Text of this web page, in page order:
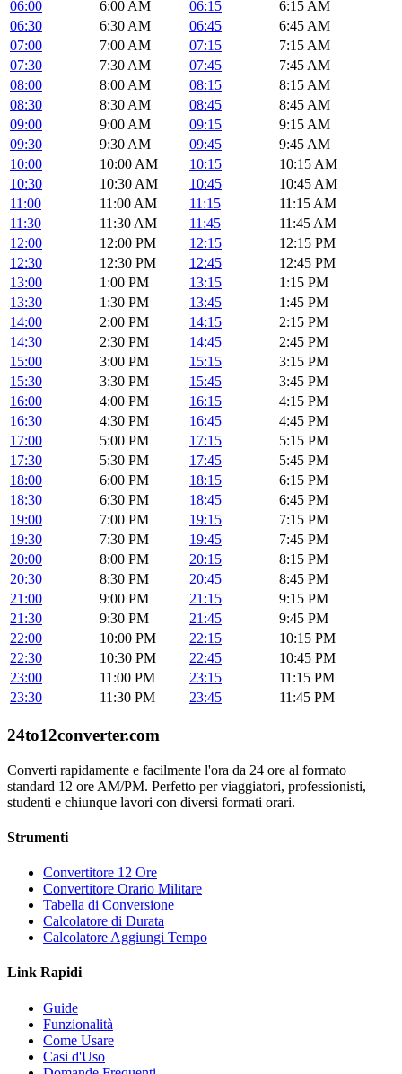
06:00
6:00 AM 06:15
6:15 AM
06:30
6:30 AM 06:45
6:45 AM
07:00
7:00 AM 07:15
7:15 AM
07:30
7:30 AM 07:45
7:45 AM
08:00
8:00 AM 08:15
8:15 AM
08:30
8:30 AM 08:45
8:45 AM
09:00
9:00 AM 09:15
9:15 AM
09:30
9:30 AM 09:45
9:45 AM
10:00
10:00 AM 10:15
10:15 AM
10:30
10:30 AM 10:45
10:45 AM
11:00
11:00 AM 11:15
11:15 AM
11:30
11:30 AM 11:45
11:45 AM
12:00
12:00 PM 12:15
12:15 PM
12:30
12:30 PM 12:45
12:45 PM
13:00
1:00 PM 13:15
1:15 PM
13:30
1:30 PM 13:45
1:45 PM
14:00
2:00 PM 14:15
2:15 PM
14:30
2:30 PM 14:45
2:45 PM
15:00
3:00 PM 15:15
3:15 PM
15:30
3:30 PM 15:45
3:45 PM
16:00
4:00 PM 16:15
4:15 PM
16:30
4:30 PM 16:45
4:45 PM
17:00
5:00 PM 17:15
5:15 PM
17:30
5:30 PM 17:45
5:45 PM
18:00
6:00 PM 18:15
6:15 PM
18:30
6:30 PM 18:45
6:45 PM
19:00
7:00 PM 19:15
7:15 PM
19:30
7:30 PM 19:45
7:45 PM
20:00
8:00 PM 20:15
8:15 PM
20:30
8:30 PM 20:45
8:45 PM
21:00
9:00 PM 21:15
9:15 PM
21:30
9:30 PM 21:45
9:45 PM
22:00
10:00 PM 22:15
10:15 PM
22:30
10:30 PM 22:45
10:45 PM
23:00
11:00 PM 23:15
11:15 PM
23:30
11:30 PM 23:45 11:45 PM
24to12converter.com
Converti rapidamente e facilmente l'ora da 24 ore al formato
standard 12 ore AM/PM. Perfetto per viaggiatori, professionisti,
studenti e chiunque lavori con diversi formati orari.
Strumenti
Convertitore 12 Ore
Convertitore Orario Militare
Tabella di Conversione
Calcolatore di Durata
Calcolatore Aggiungi Tempo
Link Rapidi
Guide
Funzionalità
Come Usare
Casi d'Uso